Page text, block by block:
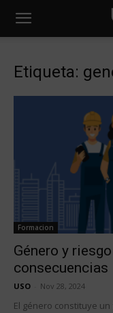
Etiqueta:
Formacion
Género y
consecuencias
USO Nov 28, 2024
El género constituye